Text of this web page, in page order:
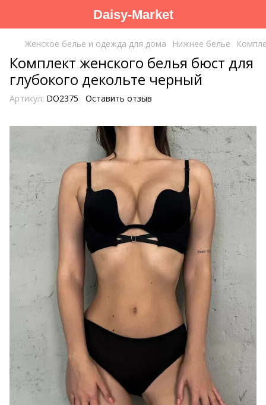
Daisy-Market
Женское белье и одежда для дома Нижнее белье
Комплект женского белья бюст для
глубокого декольте черный
Артикул: DO2375 Оставить отзыв